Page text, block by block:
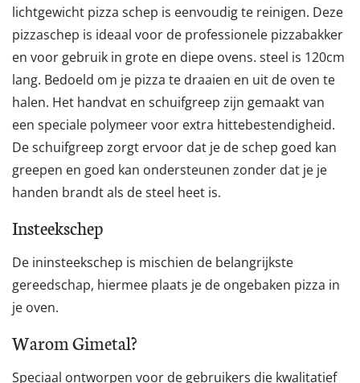
lichtgewicht pizza schep is eenvoudig te reinigen. Deze
pizzaschep is ideaal voor de professionele pizzabakker
en voor gebruik in grote en diepe ovens. steel is 120cm
lang. Bedoeld om je pizza te draaien en uit de oven te
halen. Het handvat en schuifgreep zijn gemaakt van
een speciale polymeer voor extra hittebestendigheid.
De schuifgreep zorgt ervoor dat je de schep goed kan
greepen en goed kan ondersteunen zonder dat je je
handen brandt als de steel heet is.
Insteekschep
De ininsteekschep is mischien de belangrijkste
gereedschap, hiermee plaats je de ongebaken pizza in
je oven.
Warom Gimetal?
Speciaal ontworpen voor de gebruikers die kwalitatief